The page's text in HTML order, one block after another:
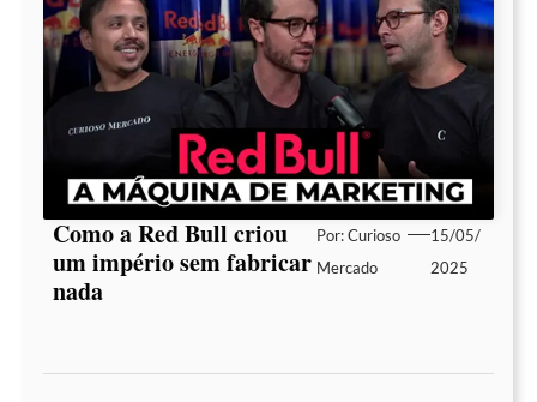
Como a Red Bull criou
um império sem fabricar
nada
Por:Curioso
Mercado
15/05/
2025